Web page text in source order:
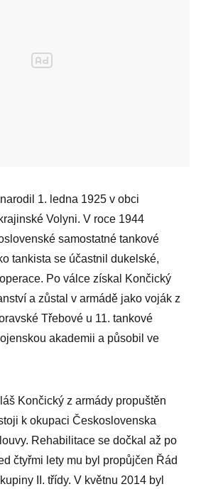
1. ledna 1925 v obci
Volyni. V roce 1944
samostatné tankové
tankista se účastnil dukelské,
Po válce získal Končický
a zůstal v armádě jako voják z
Třebové u 11. tankové
akademii a působil ve
Končický z armády propuštěn
k okupaci Československa
Rehabilitace se dočkal až po
čtyřmi lety mu byl propůjčen Řád
II. třídy. V květnu 2014 byl